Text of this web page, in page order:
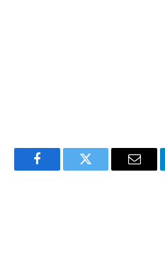
FacebookTwitter Email